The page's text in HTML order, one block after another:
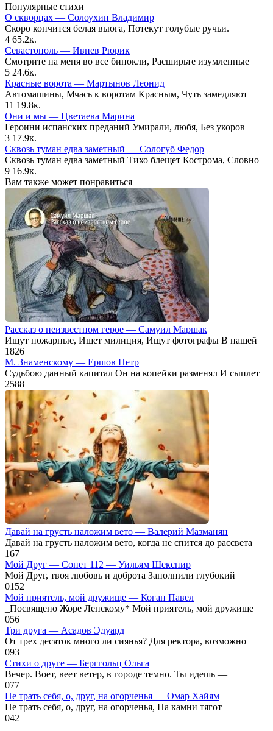
Популярные стихи
О скворцах — Солоухин Владимир
Скоро кончится белая вьюга, Потекут голубые ручьи.
4 65.2к.
Севастополь — Ивнев Рюрик
Смотрите на меня во все бинокли, Расширьте изумленные
5 24.6к.
Красные ворота — Мартынов Леонид
Автомашины, Мчась к воротам Красным, Чуть замедляют
11 19.8к.
Они и мы — Цветаева Марина
Героини испанских преданий Умирали, любя, Без укоров
3 17.9к.
Сквозь туман едва заметный — Сологуб Федор
Сквозь туман едва заметный Тихо блещет Кострома, Словно
9 16.9к.
Вам также может понравиться
Рассказ о неизвестном герое — Самуил Маршак
Ищут пожарные, Ищет милиция, Ищут фотографы В нашей
1826
М. Знаменскому — Ершов Петр
Судьбою данный капитал Он на копейки разменял И сыплет
2588
Давай на грусть наложим вето — Валерий Мазманян
Давай на грусть наложим вето, когда не спится до рассвета
167
Мой Друг — Сонет 112 — Уильям Шекспир
Мой Друг, твоя любовь и доброта Заполнили глубокий
0152
Мой приятель, мой дружище — Коган Павел
_Посвящено Жоре Лепскому* Мой приятель, мой дружище
056
Три друга — Асадов Эдуард
От трех десяток много ли сиянья? Для ректора, возможно
093
Стихи о друге — Берггольц Ольга
Вечер. Воет, веет ветер, в городе темно. Ты идешь —
077
Не трать себя, о, друг, на огорченья — Омар Хайям
Не трать себя, о, друг, на огорченья, На камни тягот
042